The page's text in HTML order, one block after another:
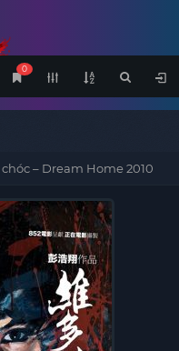
0
– Dream Home 2010